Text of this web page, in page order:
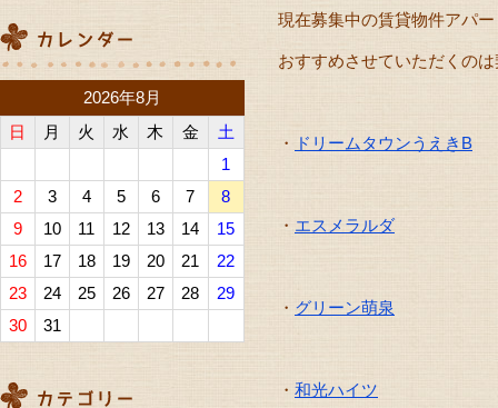
2026年8月
日
月 火 水 木 金
土
1
2
3 4 5 6 7
8
9
10 11 12 13 14
15
16
17 18 19 20 21
22
23
24 25 26 27 28
29
30
31
現在募集中の賃貸物件アパ
おすすめさせていただくの
・ ドリームタウンうえきB
・ エスメラルダ
・ グリーン萌泉
・ 和光ハイツ